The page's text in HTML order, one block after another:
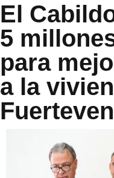
El
5
para
a la